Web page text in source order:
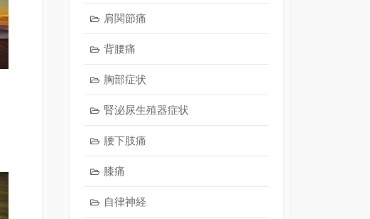
肩関節痛
背腰痛
胸部症状
腎泌尿生殖器症状
腰下肢痛
膝痛
自律神経